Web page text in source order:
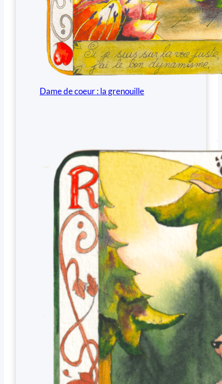
Dame de coeur : la grenouille